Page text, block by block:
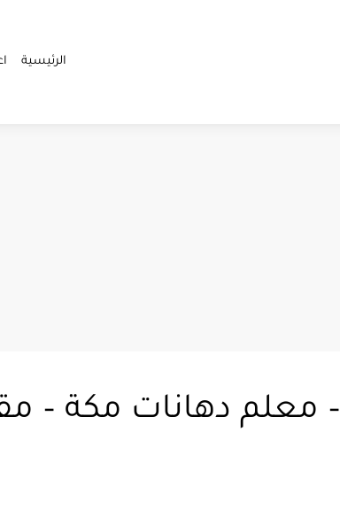
الرئيسية
بويات داخلية في مكة – 0552358087 – معلم دهانات